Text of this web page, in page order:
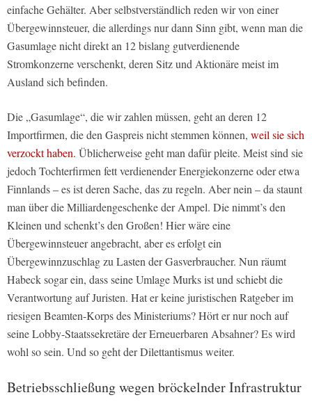
einfache Gehälter. Aber selbstverständlich reden wir von einer
Übergewinnsteuer, die allerdings nur dann Sinn gibt, wenn man die
Gasumlage nicht direkt an 12 bislang gutverdienende
Stromkonzerne verschenkt, deren Sitz und Aktionäre meist im
Ausland sich befinden.
Die „Gasumlage“, die wir zahlen müssen, geht an deren 12
Importfirmen, die den Gaspreis nicht stemmen können, weil sie sich
verzockt haben. Üblicherweise geht man dafür pleite. Meist sind sie
jedoch Tochterfirmen fett verdienender Energiekonzerne oder etwa
Finnlands – es ist deren Sache, das zu regeln. Aber nein – da staunt
man über die Milliardengeschenke der Ampel. Die nimmt’s den
Kleinen und schenkt’s den Großen! Hier wäre eine
Übergewinnsteuer angebracht, aber es erfolgt ein
Übergewinnzuschlag zu Lasten der Gasverbraucher. Nun räumt
Habeck sogar ein, dass seine Umlage Murks ist und schiebt die
Verantwortung auf Juristen. Hat er keine juristischen Ratgeber im
riesigen Beamten-Korps des Ministeriums? Hört er nur noch auf
seine Lobby-Staatssekretäre der Erneuerbaren Absahner? Es wird
wohl so sein. Und so geht der Dilettantismus weiter.
Betriebsschließung wegen bröckelnder Infrastruktur